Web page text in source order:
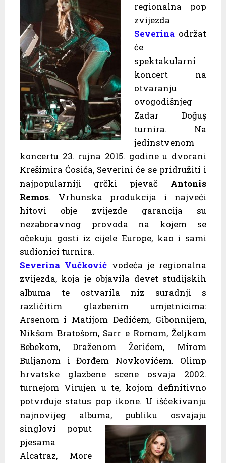
regionalna pop
zvijezda
Severinaodržat
će
spektakularni
koncert na
otvaranju
ovogodišnjeg
Zadar Doğuş
turnira. Na
jedinstvenom
koncertu 23. rujna 2015. godine u dvorani
Krešimira Ćosića, Severini će se pridružiti i
najpopularniji grčki pjevač Antonis
Remos. Vrhunska produkcija i najveći
hitovi obje zvijezde garancija su
nezaboravnog provoda na kojem se
očekuju gosti iz cijele Europe, kao i sami
sudionici turnira.
Severina Vučković vodeća je regionalna
zvijezda, koja je objavila devet studijskih
albuma te ostvarila niz suradnji s
različitim glazbenim umjetnicima:
Arsenom i Matijom Dedićem, Gibonnijem,
Nikšom Bratošom, Sarr e Romom, Željkom
Bebekom, Draženom Žerićem, Mirom
Buljanom i Đorđem Novkovićem. Olimp
hrvatske glazbene scene osvaja 2002.
turnejom Virujen u te, kojom definitivno
potvrđuje status pop ikone. U iščekivanju
najnovijeg albuma, publiku osvajaju
singlovi poput
pjesama
Alcatraz, More